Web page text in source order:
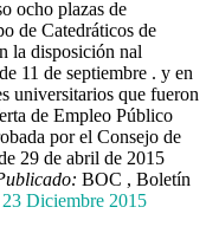
ocho plazas de
de Catedráticos de
la disposición nal
11 de septiembre . y en
universitarios que fueron
de Empleo Público
por el Consejo de
29 de abril de 2015
BOC , Boletín
23 Diciembre 2015